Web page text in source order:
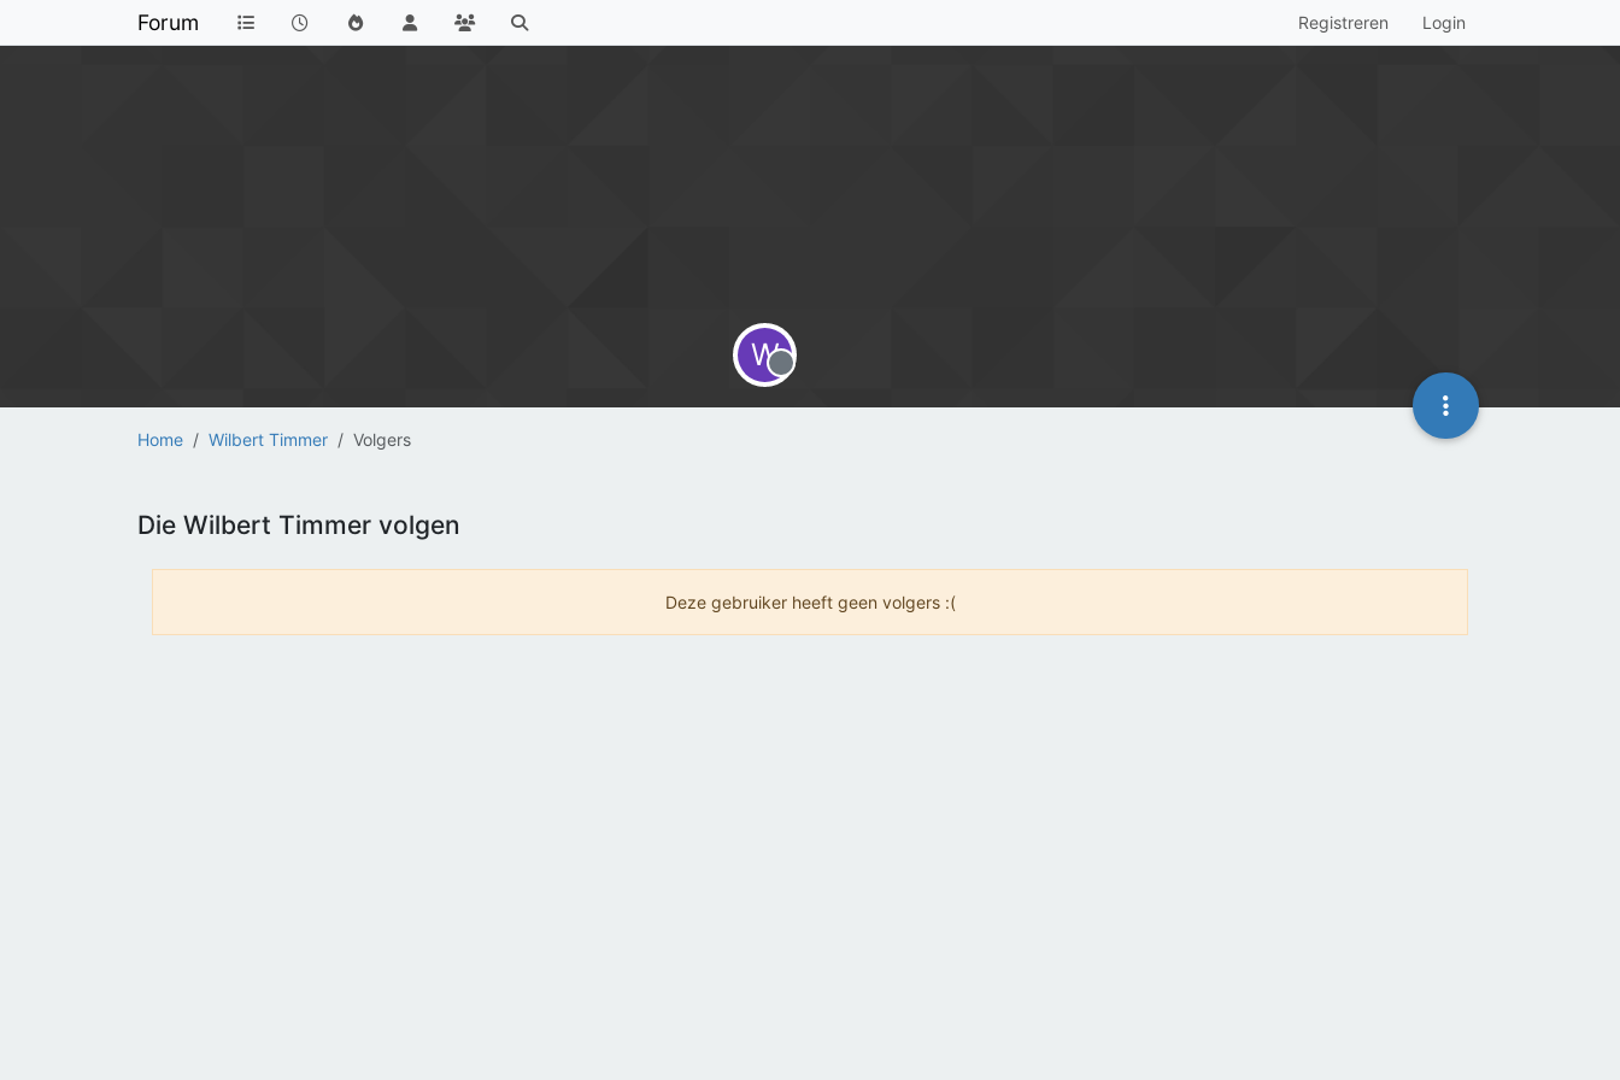
Forum Registreren Login
Home Wilbert Timmer Volgers
W
Offline
Die Wilbert Timmer volgen
Deze gebruiker heeft geen volgers :(